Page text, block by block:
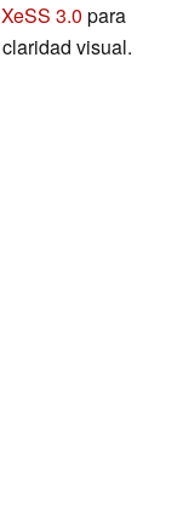
XeSS 3.0 para
visual.